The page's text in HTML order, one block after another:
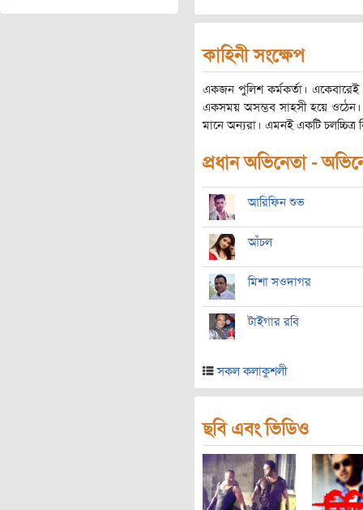
কাহিনী সংক্ষেপ
একজন পুলিশ কর্মকর্তা। একেবারেই
একসময় অসম্ভব সাহসী হয়ে ওঠেন।
মানে অন্যরা। এমনই একটি
প্রধান অভিনেতা -
আরিফিন শুভ
‌আঁচল
মিশা সওদাগর
টাইগার রবি
সকল কলাকুশলী
ছবি এবং ভিডিও